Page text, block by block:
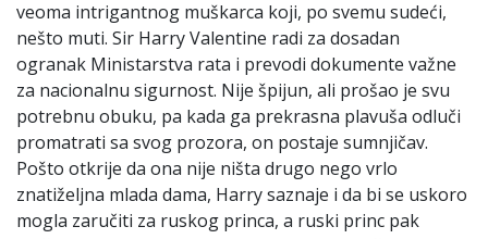
veoma intrigantnog muškarca koji, po svemu sudeći,
nešto muti. Sir Harry Valentine radi za dosadan
ogranak Ministarstva rata i prevodi dokumente važne
za nacionalnu sigurnost. Nije špijun, ali prošao je svu
potrebnu obuku, pa kada ga prekrasna plavuša odluči
promatrati sa svog prozora, on postaje sumnjičav.
Pošto otkrije da ona nije ništa drugo nego vrlo
znatiželjna mlada dama, Harry saznaje i da bi se uskoro
mogla zaručiti za ruskog princa, a ruski princ pak